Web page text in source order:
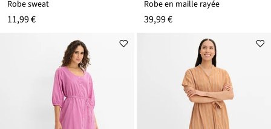
Robe sweat
11,99 €
Robe en maille rayée
39,99 €